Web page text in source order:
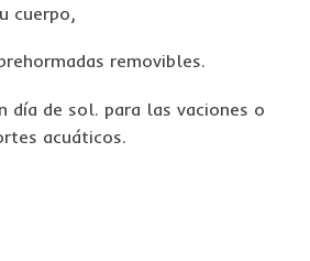
cuerpo,
removibles.
día de sol. para las vaciones o
acuáticos.